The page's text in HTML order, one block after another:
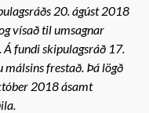
20. ágúst 2018
vísað til umsagnar
Á fundi skipulagsráð 17.
frestað. Þá lögð
2018 ásamt